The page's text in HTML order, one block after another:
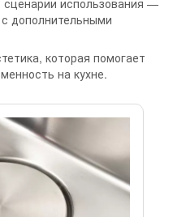
использования —
дополнительными
которая помогает
на кухне.